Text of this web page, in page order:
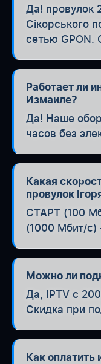
Да! провулок
Сікорського
сетью GPON.
Работает ли
Измаиле?
Да! Наше
часов без
Какая
провулок
СТАРТ (100
(1000 Мбит/
Можно ли
Да, IPTV с
Скидка при
Как оплатить